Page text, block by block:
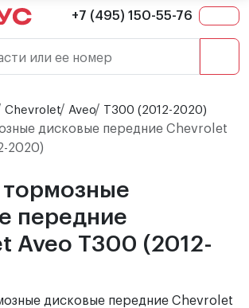
+7 (495) 150-55-76
или ее номер
Chevrolet Aveo T300 (2012-2020)
дисковые передние Chevrolet
2020)
тормозные
передние
Aveo T300 (2012-